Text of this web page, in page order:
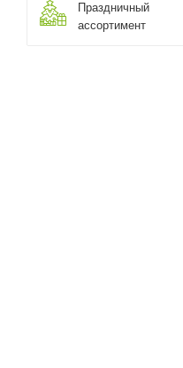
Праздничный
ассортимент